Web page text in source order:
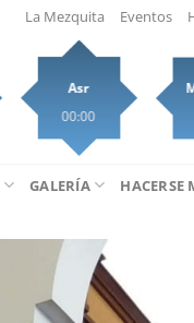
La Mezquita Eventos
Asr
00:00
GALERÍA HACERSE